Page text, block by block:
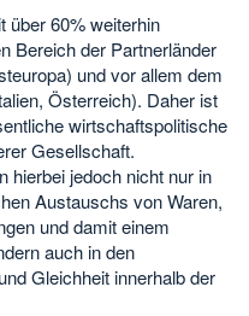
über 60% weiterhin
Bereich der Partnerländer
und vor allem dem
Österreich). Daher ist
wirtschaftspolitische
Gesellschaft.
hierbei jedoch nicht nur in
Austauschs von Waren,
und damit einem
auch in den
Gleichheit innerhalb der